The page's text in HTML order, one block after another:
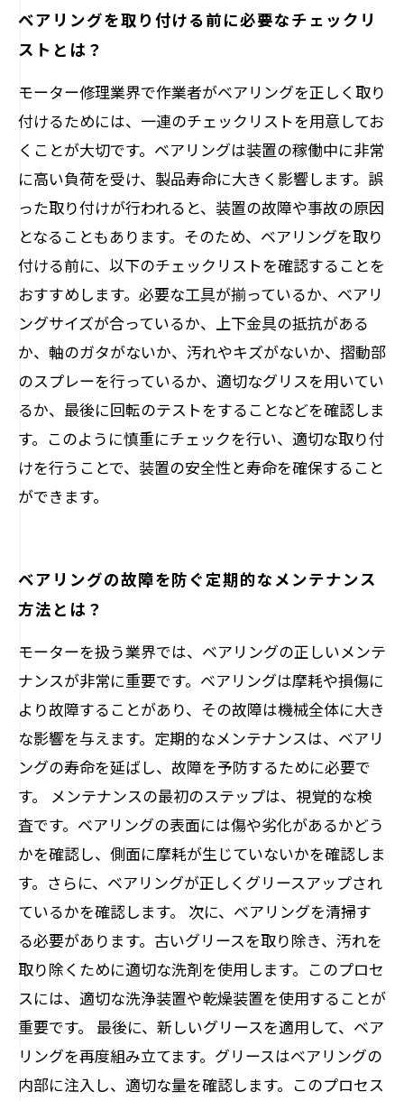
ベアリングを取り付ける前に必要なチェックリ
ストとは？
モーター修理業界で作業者がベアリングを正しく取り
付けるためには、一連のチェックリストを用意してお
くことが大切です。ベアリングは装置の稼働中に非常
に高い負荷を受け、製品寿命に大きく影響します。誤
った取り付けが行われると、装置の故障や事故の原因
となることもあります。そのため、ベアリングを取り
付ける前に、以下のチェックリストを確認することを
おすすめします。必要な工具が揃っているか、ベアリ
ングサイズが合っているか、上下金具の抵抗がある
か、軸のガタがないか、汚れやキズがないか、摺動部
のスプレーを行っているか、適切なグリスを用いてい
るか、最後に回転のテストをすることなどを確認しま
す。このように慎重にチェックを行い、適切な取り付
けを行うことで、装置の安全性と寿命を確保すること
ができます。
ベアリングの故障を防ぐ定期的なメンテナンス
方法とは？
モーターを扱う業界では、ベアリングの正しいメンテ
ナンスが非常に重要です。ベアリングは摩耗や損傷に
より故障することがあり、その故障は機械全体に大き
な影響を与えます。定期的なメンテナンスは、ベアリ
ングの寿命を延ばし、故障を予防するために必要で
す。 メンテナンスの最初のステップは、視覚的な検
査です。ベアリングの表面には傷や劣化があるかどう
かを確認し、側面に摩耗が生じていないかを確認しま
す。さらに、ベアリングが正しくグリースアップされ
ているかを確認します。 次に、ベアリングを清掃す
る必要があります。古いグリースを取り除き、汚れを
取り除くために適切な洗剤を使用します。このプロセ
スには、適切な洗浄装置や乾燥装置を使用することが
重要です。 最後に、新しいグリースを適用して、ベア
リングを再度組み立てます。グリースはベアリングの
内部に注入し、適切な量を確認します。このプロセス